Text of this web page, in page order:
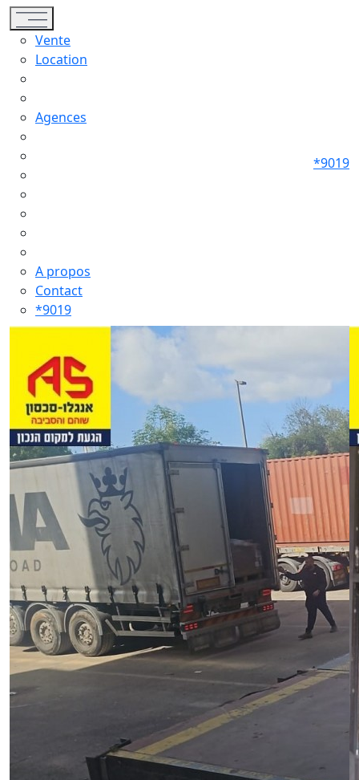
Toggle navigation
Vente
Location
Agences
A propos
Contact
*9019
*9019